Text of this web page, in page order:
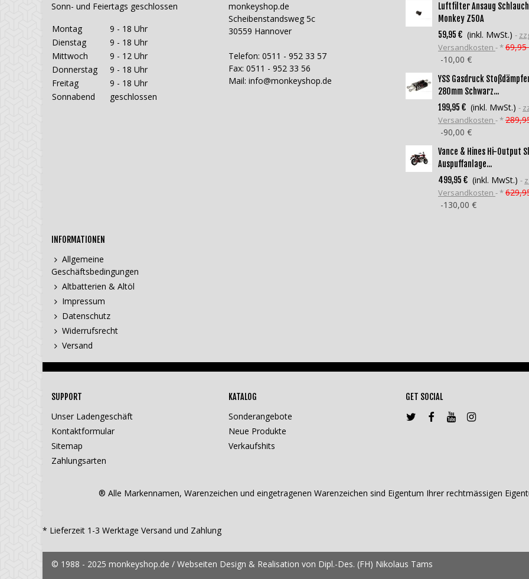
Sonn- und Feiertags geschlossen
Montag
9 - 18 Uhr
Dienstag
9 - 18 Uhr
Mittwoch
9 - 12 Uhr
Donnerstag
9 - 18 Uhr
Freitag
9 - 18 Uhr
Sonnabend
geschlossen
monkeyshop.de
Scheibenstandsweg 5c
30559 Hannover
Telefon: 0511 - 952 33 57
Fax: 0511 - 952 33 56
Mail: info@monkeyshop.de
Luftfilter Ansaug Schlauch
Monkey Z50A
59,95 € (inkl. MwSt.)
Versandkosten
*69,95
-10,00 €
YSS Gasdruck
280mm Schwarz...
199,95 € (inkl. MwSt.)
Versandkosten
*
-90,00 €
Vance & Hines Hi-Output
Auspuffanlage...
499,95 € (inkl. MwSt.)
Versandkosten
*
-130,00 €
INFORMATIONEN
Allgemeine
Geschäftsbedingungen
Altbatterien & Altöl
Impressum
Datenschutz
Widerrufsrecht
Versand
SUPPORT
Unser Ladengeschäft
Kontaktformular
Sitemap
Zahlungsarten
KATALOG
Sonderangebote
Neue Produkte
Verkaufshits
GET SOCIAL
® Alle Markennamen, Warenzeichen und eingetragenen Warenzeichen sind Eigentum Ihrer rechtmässigen
* Lieferzeit 1-3 Werktage Versand und Zahlung
© 1988 - 2025 monkeyshop.de / Webseiten Design & Realisation von Dipl.-Des. (FH) Nikolaus Tams